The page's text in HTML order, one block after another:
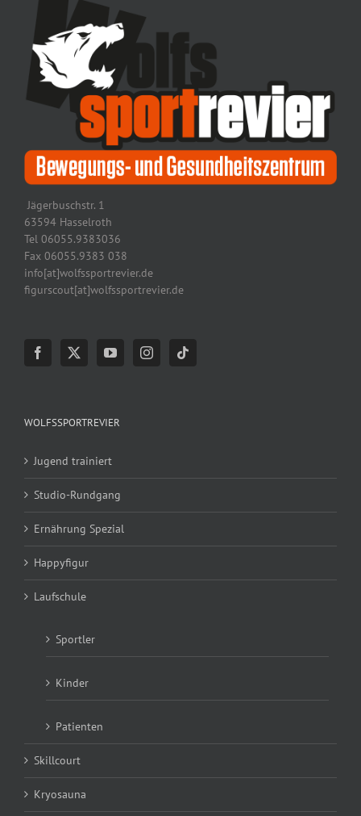
Jägerbuschstr. 1
63594 Hasselroth
Tel 06055.9383036
Fax 06055.9383 038
info[at]wolfssportrevier.de
figurscout[at]wolfssportrevier.de
WOLFSSPORTREVIER
Jugend trainiert
Studio-Rundgang
Ernährung Spezial
Happyfigur
Laufschule
Sportler
Kinder
Patienten
Skillcourt
Kryosauna